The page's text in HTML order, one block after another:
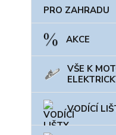
PRO ZAHRADU
AKCE
VŠE K
VODÍCÍ